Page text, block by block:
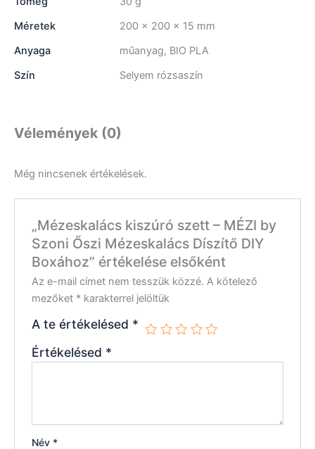
Méretek
200 × 200 × 15 mm
Anyaga
műanyag, BIO PLA
Szín
Selyem rózsaszín
Vélemények (0)
Még nincsenek értékelések.
„Mézeskalács kiszúró szett – MÉZI by
Szoni Őszi Mézeskalács Díszítő DIY
Boxához” értékelése elsőként
Az e-mail címet nem tesszük közzé. A kötelező
mezőket * karakterrel jelöltük
A te értékelésed *
Értékelésed *
Név *